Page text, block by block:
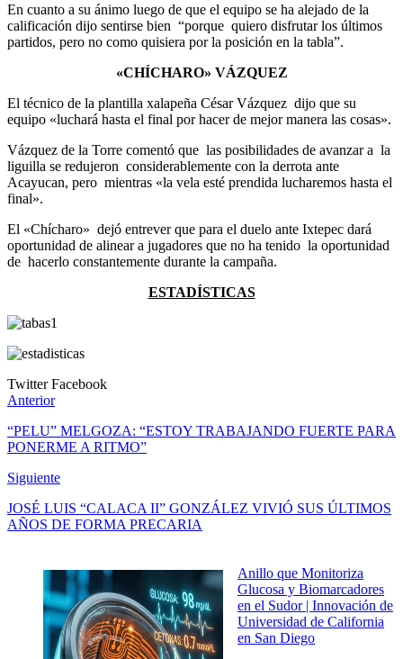
En cuanto a su ánimo luego de que el equipo se ha alejado de la
calificación dijo sentirse bien “porque quiero disfrutar los últimos
partidos, pero no como quisiera por la posición en la tabla”.
«CHÍCHARO» VÁZQUEZ
El técnico de la plantilla xalapeña César Vázquez dijo que su
equipo «luchará hasta el final por hacer de mejor manera las cosas».
Vázquez de la Torre comentó que las posibilidades de avanzar a la
liguilla se redujeron considerablemente con la derrota ante
Acayucan, pero mientras «la vela esté prendida lucharemos hasta el
final».
El «Chícharo» dejó entrever que para el duelo ante Ixtepec dará
oportunidad de alinear a jugadores que no ha tenido la oportunidad
de hacerlo constantemente durante la campaña.
ESTADÍSTICAS
TwitterFacebook
Anterior
“PELU” MELGOZA: “ESTOY TRABAJANDO FUERTE PARA
PONERME A RITMO”
Siguiente
JOSÉ LUIS “CALACA II” GONZÁLEZ VIVIÓ SUS ÚLTIMOS
AÑOS DE FORMA PRECARIA
Anillo que Monitoriza
Glucosa y Biomarcadores
en el Sudor | Innovación de
Universidad de California
en San Diego